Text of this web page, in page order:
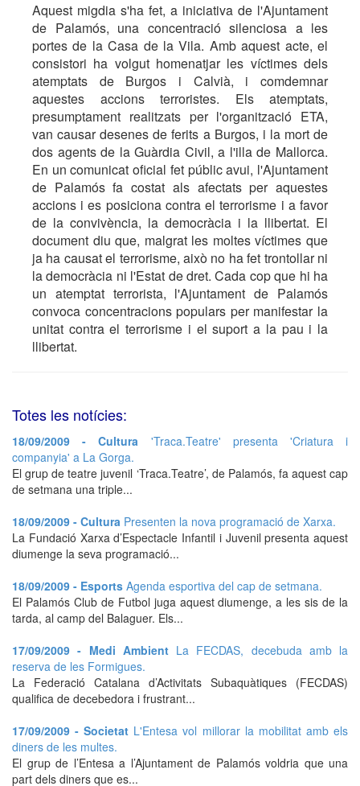
Aquest migdia s'ha fet, a iniciativa de l'Ajuntament
de Palamós, una concentració silenciosa a les
portes de la Casa de la Vila. Amb aquest acte, el
consistori ha volgut homenatjar les víctimes dels
atemptats de Burgos i Calvià, i comdemnar
aquestes accions terroristes. Els atemptats,
presumptament realitzats per l'organització ETA,
van causar desenes de ferits a Burgos, i la mort de
dos agents de la Guàrdia Civil, a l'illa de Mallorca.
En un comunicat oficial fet públic avui, l'Ajuntament
de Palamós fa costat als afectats per aquestes
accions i es posiciona contra el terrorisme i a favor
de la convivència, la democràcia i la llibertat. El
document diu que, malgrat les moltes víctimes que
ja ha causat el terrorisme, això no ha fet trontollar ni
la democràcia ni l'Estat de dret. Cada cop que hi ha
un atemptat terrorista, l'Ajuntament de Palamós
convoca concentracions populars per manifestar la
unitat contra el terrorisme i el suport a la pau i la
llibertat.
Totes les notícies:
18/09/2009 - Cultura 'Traca.Teatre' presenta 'Criatura i
companyia' a La Gorga.
El grup de teatre juvenil ‘Traca.Teatre’, de Palamós, fa aquest cap
de setmana una triple...
18/09/2009 - Cultura Presenten la nova programació de Xarxa.
La Fundació Xarxa d’Espectacle Infantil i Juvenil presenta aquest
diumenge la seva programació...
18/09/2009 - Esports Agenda esportiva del cap de setmana.
El Palamós Club de Futbol juga aquest diumenge, a les sis de la
tarda, al camp del Balaguer. Els...
17/09/2009 - Medi Ambient La FECDAS, decebuda amb la
reserva de les Formigues.
La Federació Catalana d’Activitats Subaquàtiques (FECDAS)
qualifica de decebedora i frustrant...
17/09/2009 - Societat L'Entesa vol millorar la mobilitat amb els
diners de les multes.
El grup de l’Entesa a l’Ajuntament de Palamós voldria que una
part dels diners que es...